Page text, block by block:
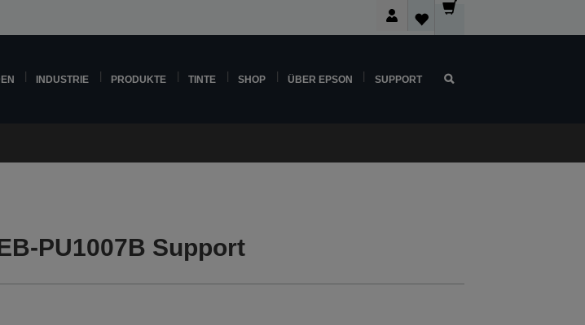
INDUSTRIE PRODUKTE TINTE SHOP ÜBER EPSON SUPPORT
PU1007B Support